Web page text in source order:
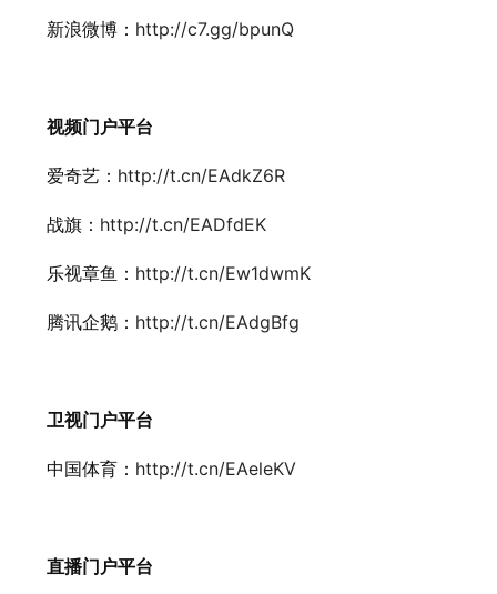
新浪微博： http://c7.gg/bpunQ
视频门户平台
爱奇艺： http://t.cn/EAdkZ6R
战旗： http://t.cn/EADfdEK
乐视章鱼： http://t.cn/Ew1dwmK
腾讯企鹅： http://t.cn/EAdgBfg
卫视门户平台
中国体育： http://t.cn/EAeleKV
直播门户平台